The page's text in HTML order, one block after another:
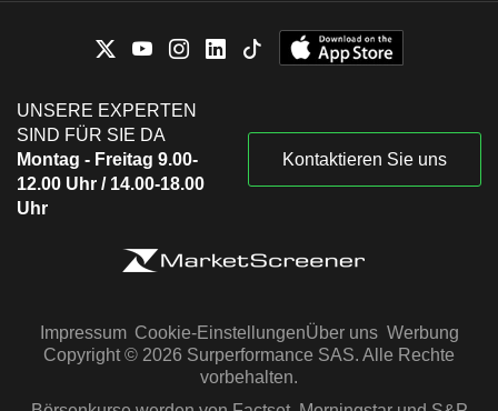
UNSERE EXPERTEN
SIND FÜR SIE DA
Montag - Freitag 9.00-
12.00 Uhr / 14.00-18.00
Uhr
Kontaktieren Sie uns
Impressum Cookie-EinstellungenÜber uns Werbung
Copyright © 2026 Surperformance SAS. Alle Rechte
vorbehalten.